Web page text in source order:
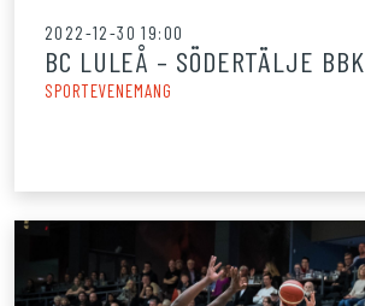
2022-12-30 19:00
BC LULEÅ – SÖDERTÄLJE BBK
SPORTEVENEMANG